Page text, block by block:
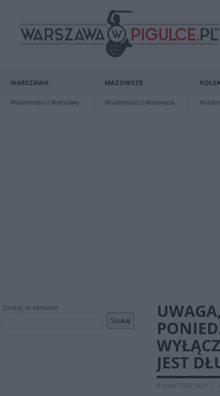
WARSZAWA
Wiadomości z Warszawy
MAZOWSZE
Wiadomości z Mazowsza
Szukaj w serwisie
Szukaj
JEST
8 maja 2026 14:21 |